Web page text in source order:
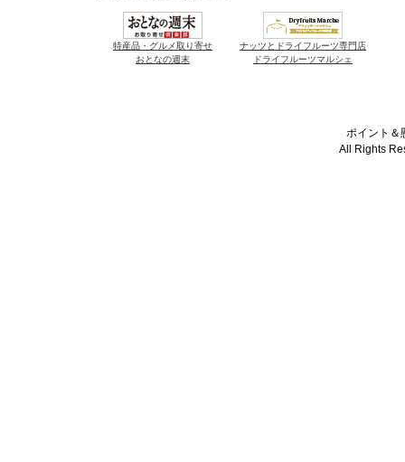
特産品・グルメ取り寄せ
おとなの週末
ナッツとドライフルーツ専門店
ドライフルーツマルシェ
ポイント＆
All Rights